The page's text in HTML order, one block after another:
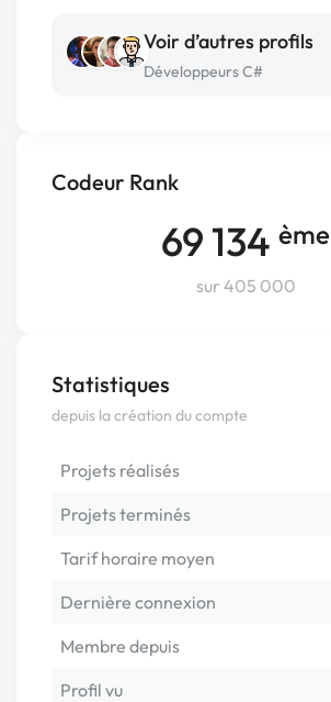
Codeur Rank
69 134 ème
sur 405 000
Statistiques
depuis la création du compte
Projets réalisés
Projets terminés
Tarif horaire moyen
Dernière connexion
Membre depuis
Profil vu
Voir d’autres profils
Développeurs C#